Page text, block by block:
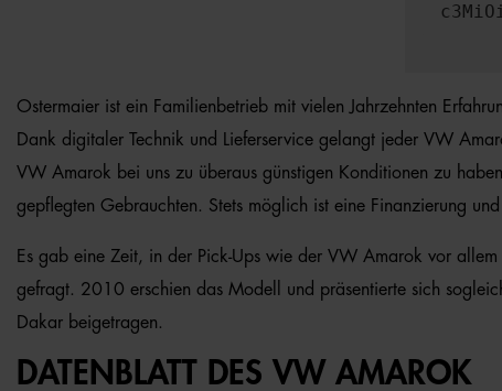
Ostermaier ist ein Familienbetrieb mit vielen Jahrzehnten
Dank digitaler Technik und Lieferservice gelangt jeder VW
VW Amarok bei uns zu überaus günstigen Konditionen zu
gepflegten Gebrauchten. Stets möglich ist eine Finanzierung
Es gab eine Zeit, in der Pick-Ups wie der VW Amarok vor
gefragt. 2010 erschien das Modell und präsentierte sich
Dakar beigetragen.
DATENBLATT DES VW AMAROK